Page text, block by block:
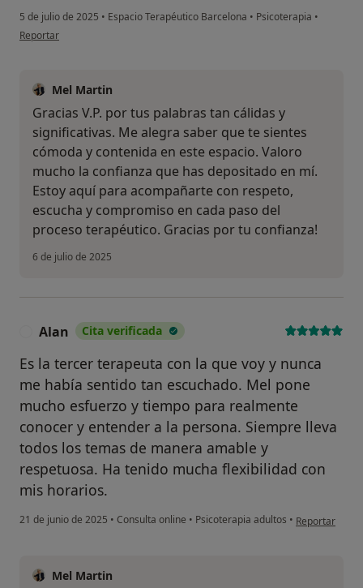
5 de julio de 2025 • Espacio Terapéutico Barcelona • Psicoterapia •
en opinión del usuario V.P.
Reportar
Mel Martin
Gracias V.P. por tus palabras tan cálidas y
significativas. Me alegra saber que te sientes
cómoda y contenida en este espacio. Valoro
mucho la confianza que has depositado en mí.
Estoy aquí para acompañarte con respeto,
escucha y compromiso en cada paso del
proceso terapéutico. Gracias por tu confianza!
6 de julio de 2025
Alan Cita verificada
Es la tercer terapeuta con la que voy y nunca
me había sentido tan escuchado. Mel pone
mucho esfuerzo y tiempo para realmente
conocer y entender a la persona. Siempre lleva
todos los temas de manera amable y
respetuosa. Ha tenido mucha flexibilidad con
mis horarios.
21 de junio de 2025 • Consulta online • Psicoterapia adultos • en opinión del
Reportar
Mel Martin